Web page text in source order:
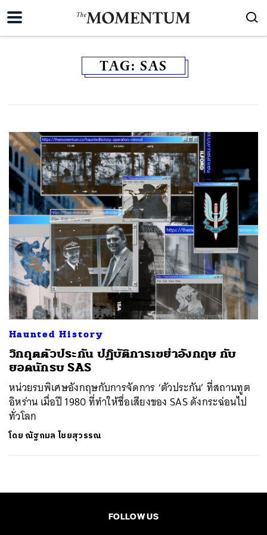
TAG: SAS
Haunted History
วิกฤตตัวประกัน ปฏิบัติการเขย่าอังกฤษ กับ
ยอดนักรบ SAS
หน่วยรบพิเศษอังกฤษกับการจัดการ ‘ตัวประกัน’ ที่สถานทูต
อิหร่าน เมื่อปี 1980 ที่ทำให้ชื่อเสียงของ SAS ดังกระฉ่อนไป
ทั่วโลก
โดย ณัฐกมล ไชยสุวรรณ
FOLLOW US
ค้นหา
SHARE TWEET LINE EMAIL